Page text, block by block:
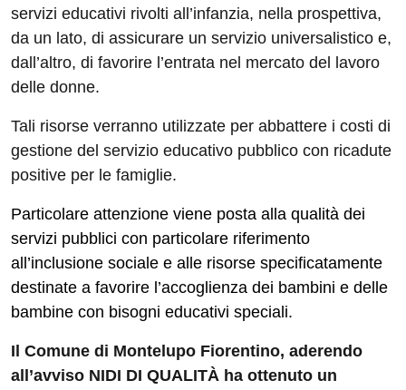
servizi educativi rivolti all’infanzia, nella prospettiva,
da un lato, di assicurare un servizio universalistico e,
dall’altro, di favorire l’entrata nel mercato del lavoro
delle donne.
Tali risorse verranno utilizzate per abbattere i costi di
gestione del servizio educativo pubblico con ricadute
positive per le famiglie.
Particolare attenzione viene posta alla qualità dei
servizi pubblici con particolare riferimento
all’inclusione sociale e alle risorse specificatamente
destinate a favorire l’accoglienza dei bambini e delle
bambine con bisogni educativi speciali.
Il Comune di Montelupo Fiorentino, aderendo
all’avviso NIDI DI QUALITÀ ha ottenuto un